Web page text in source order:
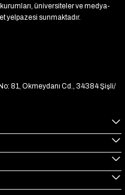
üniversiteler ve medya-
yelpazesi sunmaktadır.
81, Okmeydanı Cd., 34384 Şişli/